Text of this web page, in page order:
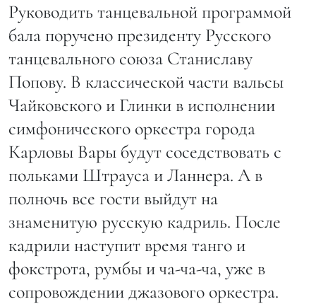
Руководить танцевальной программой
бала поручено президенту Русского
танцевального союза Станиславу
Попову. В классической части вальсы
Чайковского и Глинки в исполнении
симфонического оркестра города
Карловы Вары будут соседствовать с
польками Штрауса и Ланнера. А в
полночь все гости выйдут на
знаменитую русскую кадриль. После
кадрили наступит время танго и
фокстрота, румбы и ча-ча-ча, уже в
сопровождении джазового оркестра.